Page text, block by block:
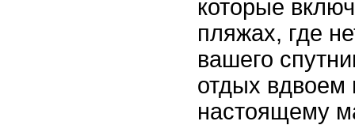
которые
пляжах, где
вашего
отдых вдвоем
настоящему